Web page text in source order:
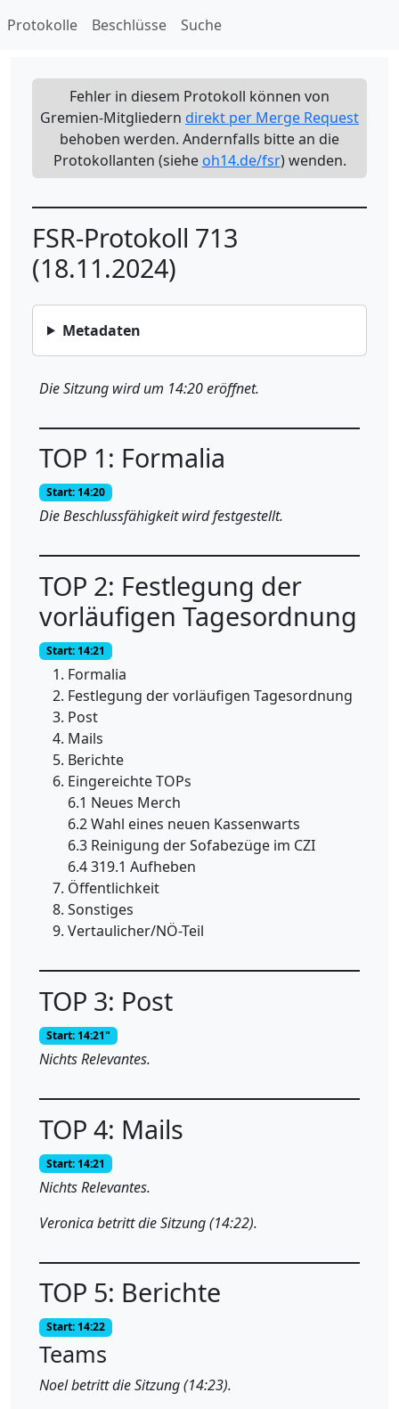
Protokolle Beschlüsse Suche
Fehler in diesem Protokoll können von
Gremien-Mitgliedern direkt per Merge Request
behoben werden. Andernfalls bitte an die
Protokollanten (siehe oh14.de/fsr) wenden.
FSR-Protokoll 713
(18.11.2024)
Metadaten
Die Sitzung wird um 14:20 eröffnet.
TOP 1: Formalia
Start: 14:20
Die Beschlussfähigkeit wird festgestellt.
TOP 2: Festlegung der
vorläufigen Tagesordnung
Start: 14:21
Formalia
Festlegung der vorläufigen Tagesordnung
Post
Mails
Berichte
Eingereichte TOPs
6.1 Neues Merch
6.2 Wahl eines neuen Kassenwarts
6.3 Reinigung der Sofabezüge im CZI
6.4 319.1 Aufheben
Öffentlichkeit
Sonstiges
Vertaulicher/NÖ-Teil
TOP 3: Post
Start: 14:21"
Nichts Relevantes.
TOP 4: Mails
Start: 14:21
Nichts Relevantes.
Veronica betritt die Sitzung (14:22).
TOP 5: Berichte
Start: 14:22
Teams
Noel betritt die Sitzung (14:23).